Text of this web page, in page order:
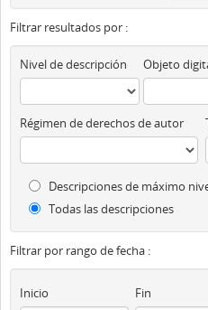
Filtrar resultados por :
Nivel de descripción
Régimen de derechos de autor
Descripciones de máximo
Todas las descripciones
Filtrar por rango de fecha :
Inicio Fin